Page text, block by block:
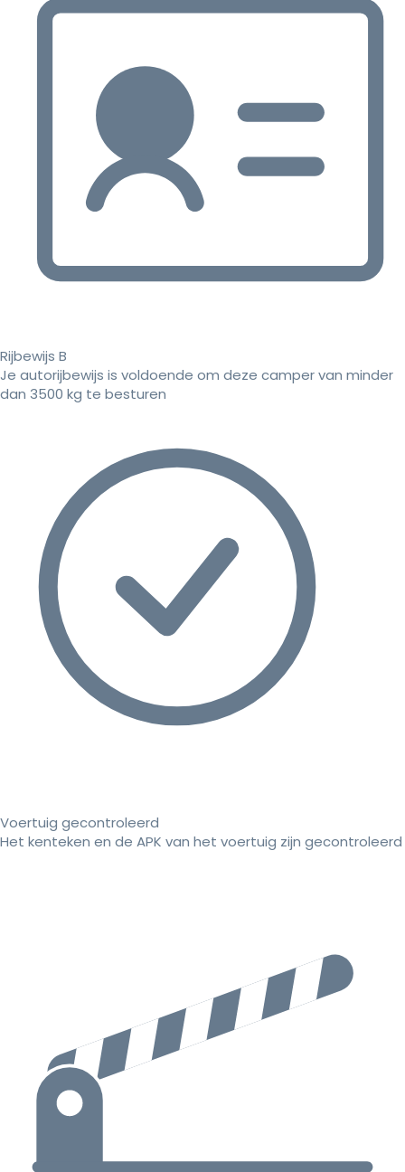
Rijbewijs B
Je autorijbewijs is voldoende om deze camper van minder
dan 3500 kg te besturen
Voertuig gecontroleerd
Het kenteken en de APK van het voertuig zijn gecontroleerd